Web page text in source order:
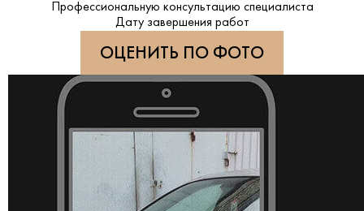
Профессиональную консультацию специалиста
Дату завершения работ
ОЦЕНИТЬ ПО ФОТО